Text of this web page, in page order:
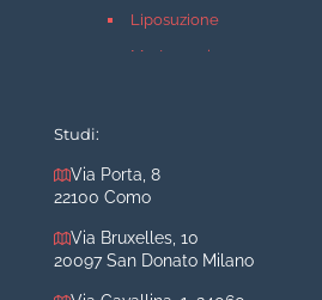
Liposuzione
Mastopessi
Rinoplastica
Medicina estetica Milano
Acido ialuronico viso
Studi:
Via Porta, 8
22100 Como
Via Bruxelles, 10
20097 San Donato Milano